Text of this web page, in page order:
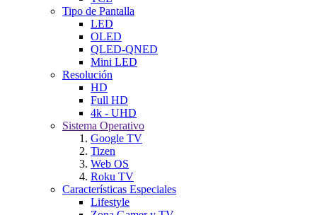
Tipo de Pantalla
LED
OLED
QLED-QNED
Mini LED
Resolución
HD
Full HD
4k - UHD
Sistema Operativo
Google TV
Tizen
Web OS
Roku TV
Características Especiales
Lifestyle